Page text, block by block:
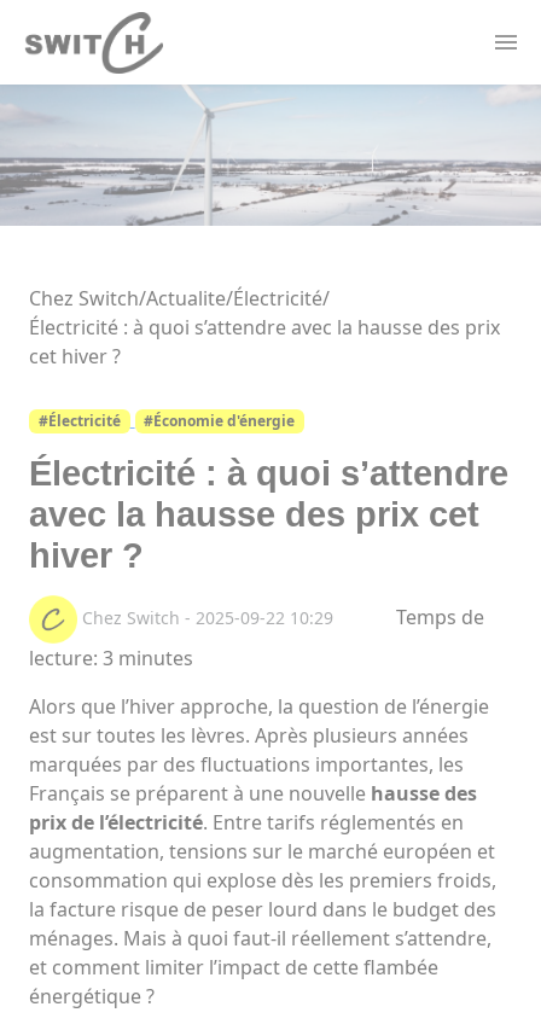
Offres Électricité
Borne de recharge
Chez Switch/Actualite/Électricité/
Électricité : à quoi s’attendre avec la hausse des prix
cet hiver ?
#Électricité #Économie d'énergie
Électricité : à quoi s’attendre
avec la hausse des prix cet
hiver ?
Chez Switch - 2025-09-22 10:29
Temps de
lecture: 3 minutes
Alors que l’hiver approche, la question de l’énergie
est sur toutes les lèvres. Après plusieurs années
marquées par des fluctuations importantes, les
Français se préparent à une nouvelle hausse des
prix de l’électricité. Entre tarifs réglementés en
augmentation, tensions sur le marché européen et
consommation qui explose dès les premiers froids,
la facture risque de peser lourd dans le budget des
ménages. Mais à quoi faut-il réellement s’attendre,
et comment limiter l’impact de cette flambée
énergétique ?
Panneau de gestion des cookies